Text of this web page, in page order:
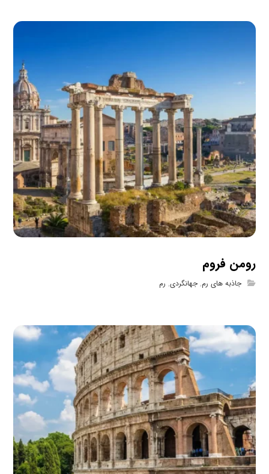
رومن فروم
جاذبه های رم,جهانگردی, رم